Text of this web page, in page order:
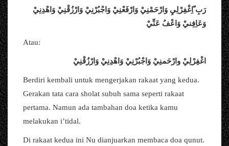
رَبِ ّاِغْفِرْلِيِ وَارْحَمْنِيْ وَارْفَعْنِيْ وَاجْبُرْنِيْ وَارْزُقْنِيْ وَاهْدِنِيْ
وَعَاِفِنيْ وَاعْفُ عَنِّيْ
Atau:
اغْفِرْلِيْ وارْحَمنِيْ وَاجْبُرْنِيْ وَاهْدِنِيْ وَارْزُقْنِيْ
Berdiri kembali untuk mengerjakan rakaat yang kedua.
Gerakan tata cara sholat subuh sama seperti rakaat
pertama. Namun ada tambahan doa ketika kamu
melakukan i’tidal.
Di rakaat kedua ini Nu dianjuarkan membaca doa qunut.